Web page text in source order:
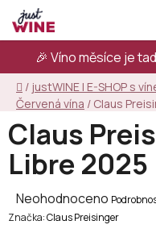
Přejít
na
obsah
🎉 Víno měsíce je
Domů
/ justWINE | E-SHOP s
Červená vína / Claus
Claus
Libre 2025
Průměrné
hodnocení
Neohodnoceno
Značka:Claus Preisinger